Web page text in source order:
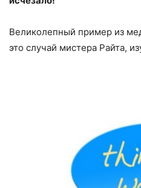
Великолепный пример из
это случай мистера Райта,